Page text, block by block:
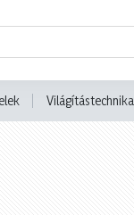
Világítástechnika